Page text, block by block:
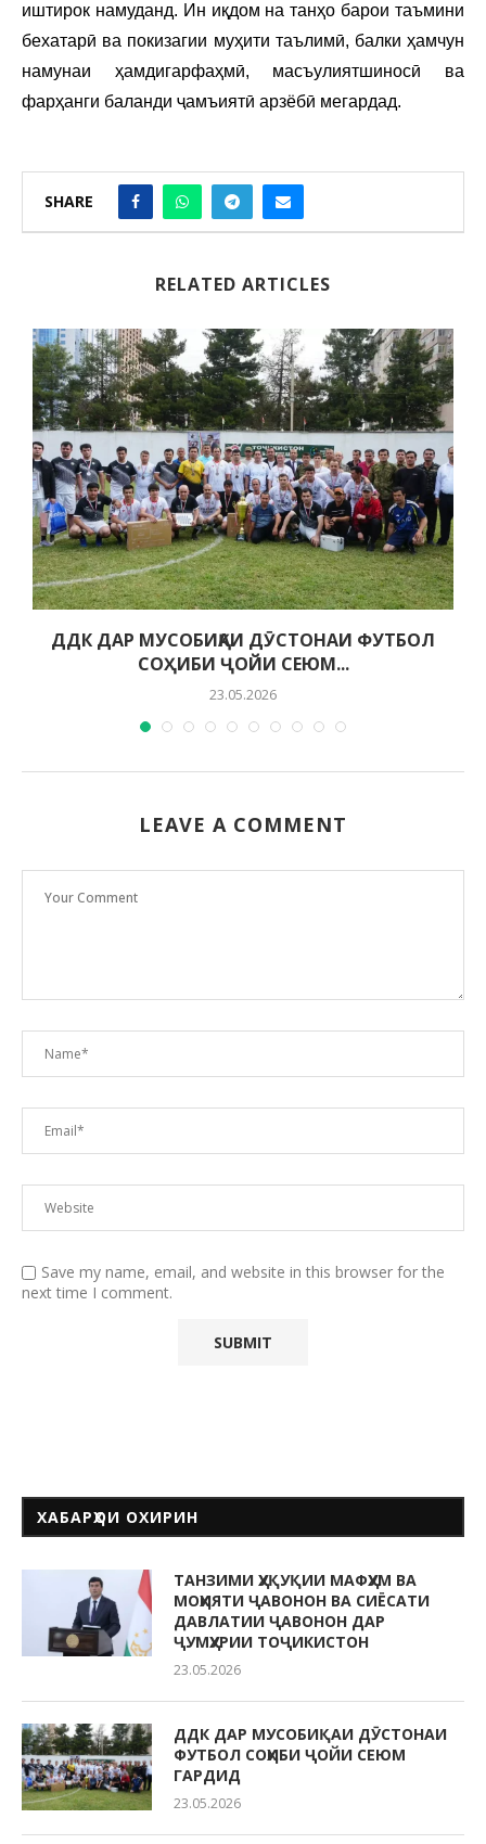
иштирок намуданд. Ин иқдом на танҳо барои таъмини
бехатарӣ ва покизагии муҳити таълимӣ, балки ҳамчун
намунаи ҳамдигарфаҳмӣ, масъулиятшиносӣ ва
фарҳанги баланди ҷамъиятӣ арзёбӣ мегардад.
SHARE
RELATED ARTICLES
ДДК ДАР МУСОБИҚАИ ДӮСТОНАИ ФУТБОЛ
СОҲИБИ ҶОЙИ СЕЮМ...
23.05.2026
LEAVE A COMMENT
Save my name, email, and website in this browser for the
next time I comment.
ХАБАРҲОИ ОХИРИН
ТАНЗИМИ ҲУҚУҚИИ МАФҲУМ ВА
МОҲИЯТИ ҶАВОНОН ВА СИЁСАТИ
ДАВЛАТИИ ҶАВОНОН ДАР
ҶУМҲУРИИ ТОҶИКИСТОН
23.05.2026
ДДК ДАР МУСОБИҚАИ ДӮСТОНАИ
ФУТБОЛ СОҲИБИ ҶОЙИ СЕЮМ
ГАРДИД
23.05.2026